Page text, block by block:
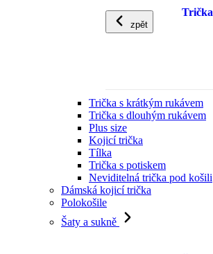
zpět
Trička
Trička s krátkým rukávem
Trička s dlouhým rukávem
Plus size
Kojicí trička
Tílka
Trička s potiskem
Neviditelná trička pod košili
Dámská kojicí trička
Polokošile
Šaty a sukně